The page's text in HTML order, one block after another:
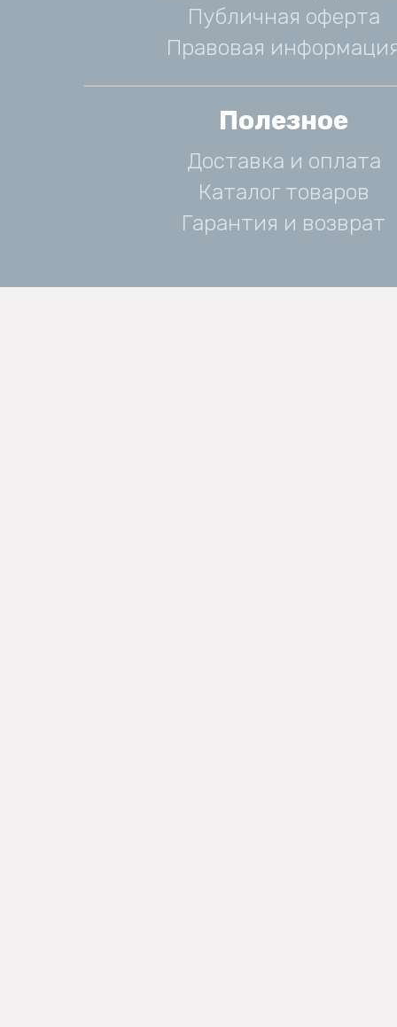
Публичная оферта
Правовая
Полезное
Доставка и оплата
Каталог товаров
Гарантия и возврат